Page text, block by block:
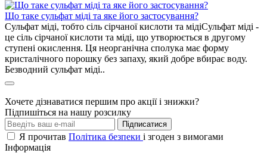
Що таке сульфат міді та яке його застосування?
Сульфат міді, тобто сіль сірчаної кислоти та мідіСульфат міді -
це сіль сірчаної кислоти та міді, що утворюється в другому
ступені окислення. Ця неорганічна сполука має форму
кристалічного порошку без запаху, який добре вбирає воду.
Безводний сульфат міді..
Хочете дізнаватися першим про акції і знижки?
Підпишіться на нашу розсилку
Підписатися
Я прочитав Політика безпеки і згоден з вимогами
Інформація